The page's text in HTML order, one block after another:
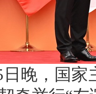
日晚，国